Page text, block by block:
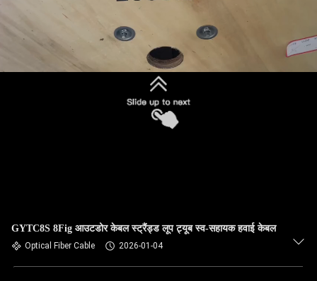
GYTC8S 8Fig आउटडोर केबल स्ट्रैंड्ड लूप ट्यूब स्व-सहायक हवाई केबल
Optical Fiber Cable 2026-01-04